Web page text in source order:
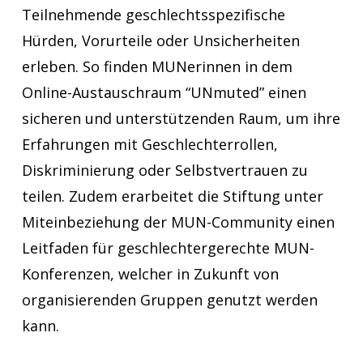
Teilnehmende geschlechtsspezifische
Hürden, Vorurteile oder Unsicherheiten
erleben. So finden MUNerinnen in dem
Online-Austauschraum “UNmuted” einen
sicheren und unterstützenden Raum, um ihre
Erfahrungen mit Geschlechterrollen,
Diskriminierung oder Selbstvertrauen zu
teilen. Zudem erarbeitet die Stiftung unter
Miteinbeziehung der MUN-Community einen
Leitfaden für geschlechtergerechte MUN-
Konferenzen, welcher in Zukunft von
organisierenden Gruppen genutzt werden
kann.